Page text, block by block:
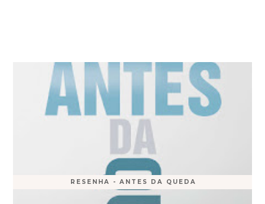
RESENHA - ANTES DA QUEDA